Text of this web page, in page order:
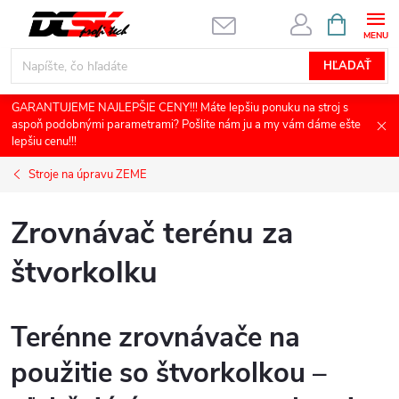
obsah
HĽADAŤ
KOŠÍK
GARANTUJEME NAJLEPŠIE CENY!!! Máte lepšiu ponuku na stroj s
aspoň podobnými parametrami? Pošlite nám ju a my vám dáme ešte
lepšiu cenu!!!
Stroje na úpravu ZEME
Zrovnávač terénu za
štvorkolku
Terénne zrovnávače na
použitie so štvorkolkou –